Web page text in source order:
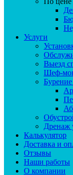
Услуги
Выезд
Шеф-
Дренаж
Калькулятор
Доставка и
Отзывы
Наши работы
О компании